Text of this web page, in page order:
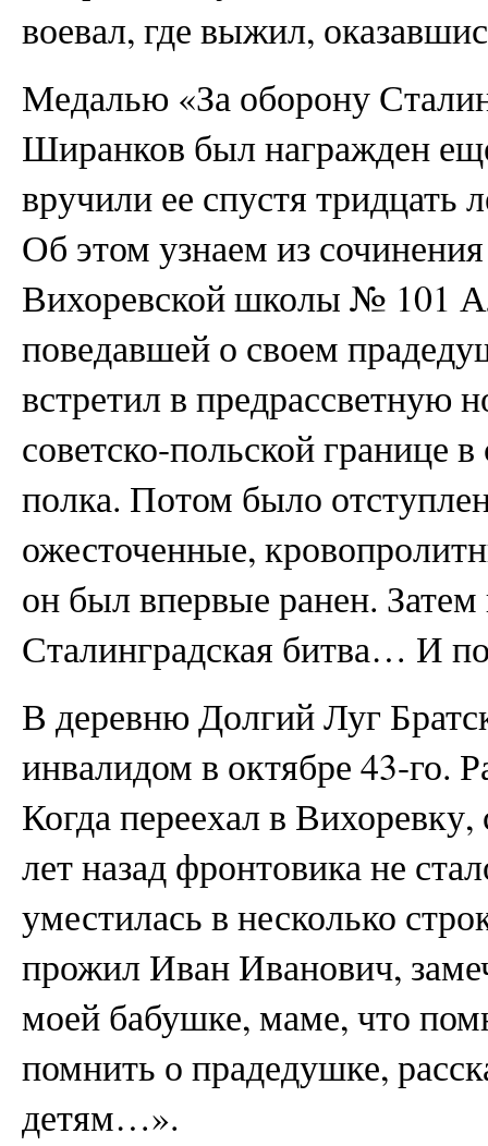
воевал, где выжил,
Медалью «За оборону
Ширанков был награжден
вручили ее спустя тридцать
Об этом узнаем из
Вихоревской школы № 101
поведавшей о своем
встретил в предрассветную
советско-польской границе
полка. Потом было
ожесточенные,
он был впервые ранен.
Сталинградская битва… И
В деревню Долгий Луг
инвалидом в октябре 43-го.
Когда переехал в
лет назад фронтовика не
уместилась в несколько
прожил Иван Иванович,
моей бабушке, маме, что
помнить о прадедушке,
детям…».